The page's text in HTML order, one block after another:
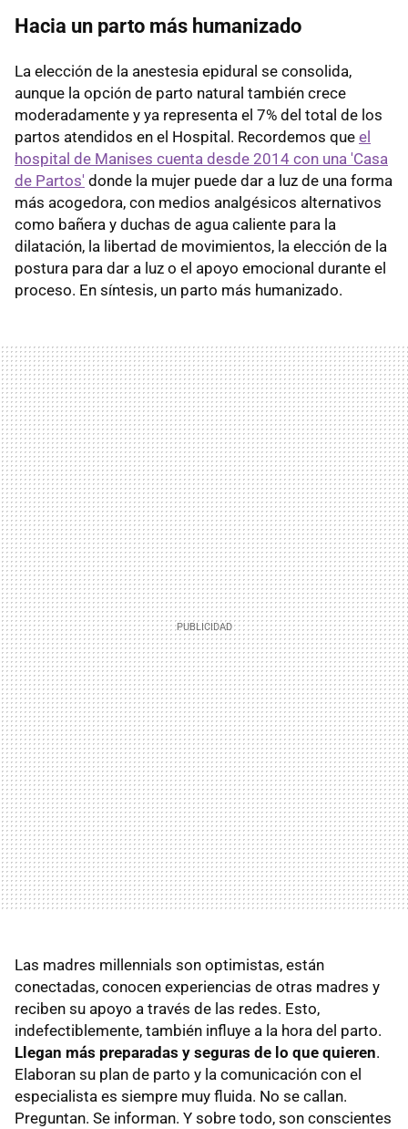
Hacia un parto más humanizado
La elección de la anestesia epidural se consolida,
aunque la opción de parto natural también crece
moderadamente y ya representa el 7% del total de los
partos atendidos en el Hospital. Recordemos que el
hospital de Manises cuenta desde 2014 con una 'Casa
de Partos' donde la mujer puede dar a luz de una forma
más acogedora, con medios analgésicos alternativos
como bañera y duchas de agua caliente para la
dilatación, la libertad de movimientos, la elección de la
postura para dar a luz o el apoyo emocional durante el
proceso. En síntesis, un parto más humanizado.
Las madres millennials son optimistas, están
conectadas, conocen experiencias de otras madres y
reciben su apoyo a través de las redes. Esto,
indefectiblemente, también influye a la hora del parto.
Llegan más preparadas y seguras de lo que quieren.
Elaboran su plan de parto y la comunicación con el
especialista es siempre muy fluida. No se callan.
Preguntan. Se informan. Y sobre todo, son conscientes